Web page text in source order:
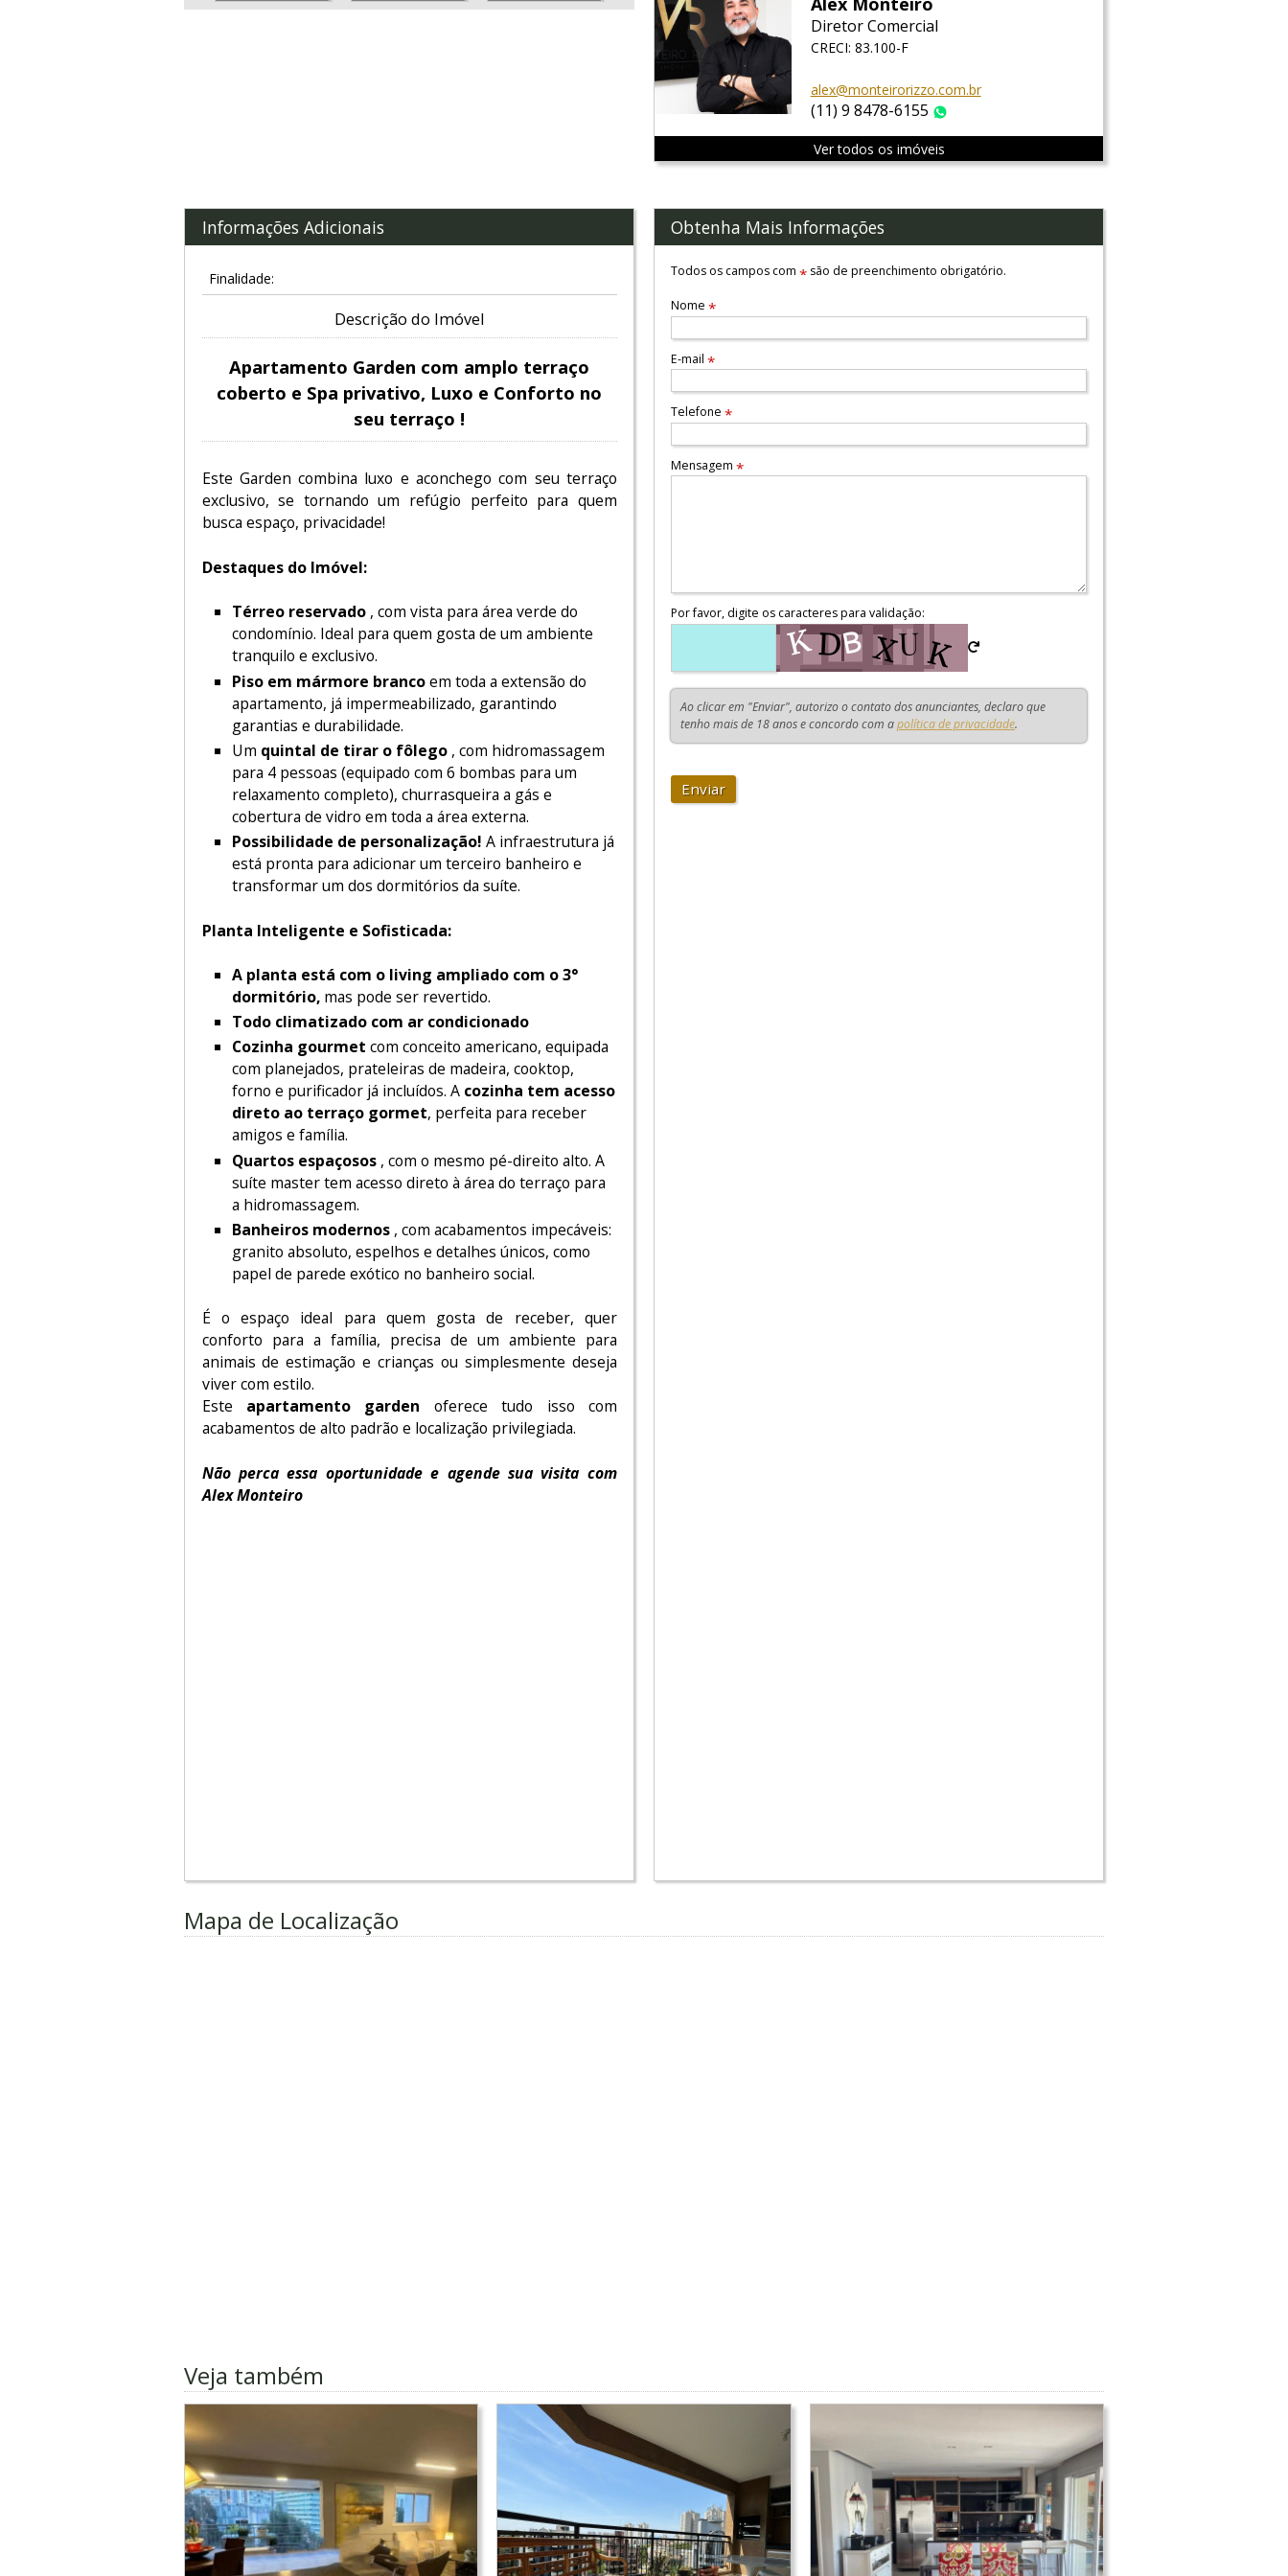
Diretor Comercial
CRECI: 83.100-F
alex@monteirorizzo.com.br
(11) 9 8478-6155
Ver todos os imóveis
Informações Adicionais
Finalidade:
Descrição do Imóvel
Apartamento Garden com amplo terraço
coberto e Spa privativo, Luxo e Conforto no
seu terraço !
Este Garden combina luxo e aconchego com seu terraço
exclusivo, se tornando um refúgio perfeito para quem
busca espaço, privacidade!
Destaques do Imóvel:
Térreo reservado , com vista para área verde do
condomínio. Ideal para quem gosta de um ambiente
tranquilo e exclusivo.
Piso em mármore brancoem toda a extensão do
apartamento, já impermeabilizado, garantindo
garantias e durabilidade.
Um quintal de tirar o fôlego , com hidromassagem
para 4 pessoas (equipado com 6 bombas para um
relaxamento completo), churrasqueira a gás e
cobertura de vidro em toda a área externa.
Possibilidade de personalização! A infraestrutura já
está pronta para adicionar um terceiro banheiro e
transformar um dos dormitórios da suíte.
Planta Inteligente e Sofisticada:
A planta está com o living ampliado com o 3°
dormitório, mas pode ser revertido.
Todo climatizado com ar condicionado
Cozinha gourmet com conceito americano, equipada
com planejados, prateleiras de madeira, cooktop,
forno e purificador já incluídos. A cozinha tem acesso
direto ao terraço gormet, perfeita para receber
amigos e família.
Quartos espaçosos , com o mesmo pé-direito alto. A
suíte master tem acesso direto à área do terraço para
a hidromassagem.
Banheiros modernos , com acabamentos impecáveis:
granito absoluto, espelhos e detalhes únicos, como
papel de parede exótico no banheiro social.
É o espaço ideal para quem gosta de receber, quer
conforto para a família, precisa de um ambiente para
animais de estimação e crianças ou simplesmente deseja
viver com estilo.
Este apartamento garden oferece tudo isso com
acabamentos de alto padrão e localização privilegiada.
Não perca essa oportunidade e agende sua visita com
Alex Monteiro
Obtenha Mais Informações
Todos os campos com* são de preenchimento obrigatório.
Nome*
E-mail*
Telefone*
Mensagem*
Por favor, digite os caracteres para validação:
Ao clicar em "Enviar", autorizo o contato dos anunciantes, declaro que
tenho mais de 18 anos e concordo com apolítica de privacidade.
Enviar
Mapa de Localização
Veja também